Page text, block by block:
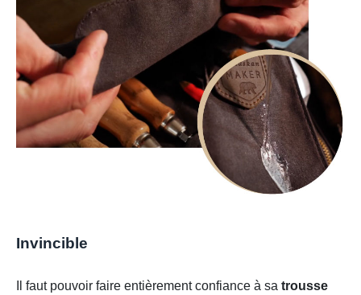
Invincible
Il faut pouvoir faire entièrement confiance à sa trousse